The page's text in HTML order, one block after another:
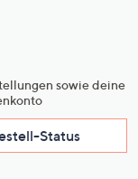
sowie deine
Status